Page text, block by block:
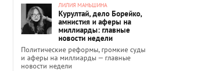
ЛИЛИЯ МАНЬШИНА
Курултай, дело Борейко,
амнистия и аферы на
миллиарды: главные
новости недели
Политические реформы, громкие суды
и аферы на миллиарды — главные
новости недели